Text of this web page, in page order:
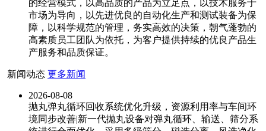
的经营模式，以高品质的产品为立足点，以技术服务于
市场为导向，以先进优良的自动化生产和测试装备为保
障，以科学规范的管理，务实高效的决策，朝气蓬勃的
高素质员工团队为依托，为客户提供持续的优良产品生
产服务和品质保证。
新闻动态 更多新闻
2026-08-08
抛丸弹丸循环回收系统优化升级，资源利用率与车间环
境同步改善|新一代抛丸设备对弹丸循环、输送、筛分系